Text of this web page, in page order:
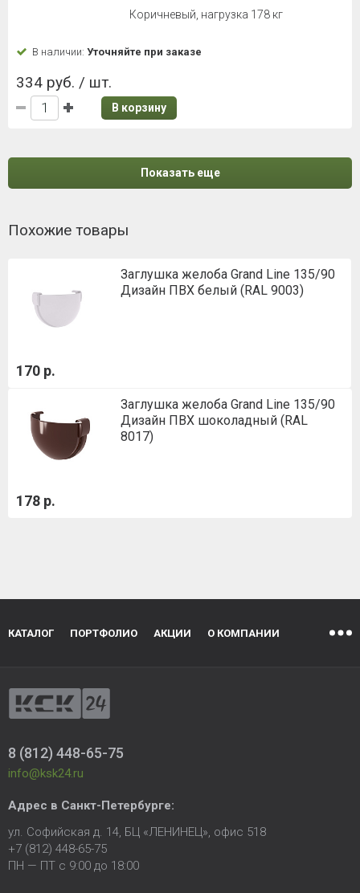
Коричневый, нагрузка 178 кг
В наличии: Уточняйте при заказе
334 руб. / шт.
В корзину
Показать еще
Похожие товары
Заглушка желоба Grand Line 135/90
Дизайн ПВХ белый (RAL 9003)
170 р.
Заглушка желоба Grand Line 135/90
Дизайн ПВХ шоколадный (RAL
8017)
178 р.
КАТАЛОГ ПОРТФОЛИО АКЦИИ О КОМПАНИИ
8 (812) 448-65-75
info@ksk24.ru
Адрес в Санкт-Петербурге:
ул. Софийская д. 14, БЦ «ЛЕНИНЕЦ», офис 518
+7 (812) 448-65-75
ПН — ПТ с 9:00 до 18:00